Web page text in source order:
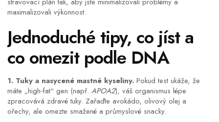
maximalizovali výkonnost.
Jednoduché tipy, co jíst a
co omezit podle DNA
1. Tuky a nasycené mastné kyseliny. Pokud test ukáže, že
máte „high‑fat“ gen (např. APOA2), váš organismus lépe
zpracovává zdravé tuky. Zařaďte avokádo, olivový olej a
ořechy, ale omezte smažené a průmyslové snacky.